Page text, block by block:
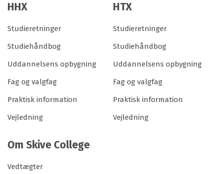
HHX
Studieretninger
Studiehåndbog
Uddannelsens opbygning
Fag og valgfag
Praktisk information
Vejledning
HTX
Studieretninger
Studiehåndbog
Uddannelsens opbygning
Fag og valgfag
Praktisk information
Vejledning
Om Skive College
Vedtægter